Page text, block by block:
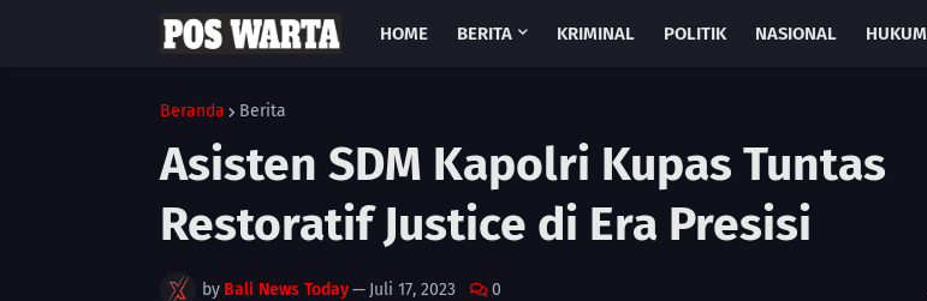
HOME BERITA KRIMINAL POLITIK NASIONAL HUKUM
Beranda Berita
Asisten SDM Kapolri Kupas Tuntas
Restoratif Justice di Era Presisi
by Bali News Today— Juli 17, 2023 0